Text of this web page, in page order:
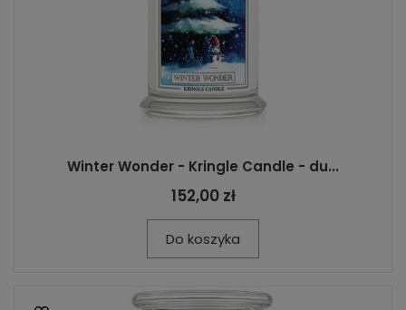
Winter Wonder - Kringle Candle - du...
152,00 zł
Do koszyka